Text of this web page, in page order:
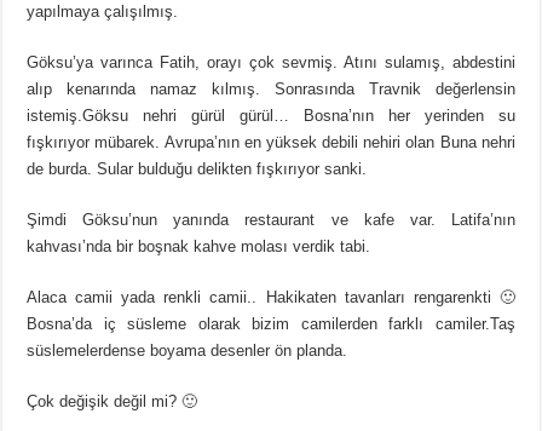
yapılmaya çalışılmış.
Göksu’ya varınca Fatih, orayı çok sevmiş. Atını sulamış, abdestini
alıp kenarında namaz kılmış. Sonrasında Travnik değerlensin
istemiş.Göksu nehri gürül gürül… Bosna’nın her yerinden su
fışkırıyor mübarek. Avrupa’nın en yüksek debili nehiri olan Buna nehri
de burda. Sular bulduğu delikten fışkırıyor sanki.
Şimdi Göksu’nun yanında restaurant ve kafe var. Latifa’nın
kahvası’nda bir boşnak kahve molası verdik tabi.
Alaca camii yada renkli camii.. Hakikaten tavanları rengarenkti 🙂
Bosna’da iç süsleme olarak bizim camilerden farklı camiler.Taş
süslemelerdense boyama desenler ön planda.
Çok değişik değil mi? 🙂